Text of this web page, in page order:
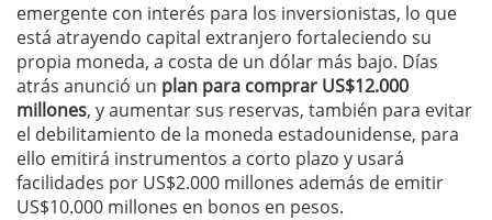
emergente con interés para los inversionistas, lo que
está atrayendo capital extranjero fortaleciendo su
propia moneda, a costa de un dólar más bajo. Días
atrás anunció un plan para comprar US$12.000
millones, y aumentar sus reservas, también para evitar
el debilitamiento de la moneda estadounidense, para
ello emitirá instrumentos a corto plazo y usará
facilidades por US$2.000 millones además de emitir
US$10.000 millones en bonos en pesos.